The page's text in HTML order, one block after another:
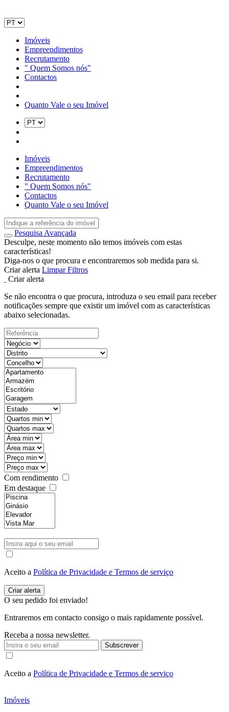
Imóveis
Empreendimentos
Recrutamento
" Quem Somos nós"
Contactos
Quanto Vale o seu Imóvel
Imóveis
Empreendimentos
Recrutamento
" Quem Somos nós"
Contactos
Quanto Vale o seu Imóvel
Pesquisa Avançada
Desculpe, neste momento não temos imóveis com estas
características!
Diga-nos o que procura e encontraremos sob medida para si.
Criar alerta Limpar Filtros
Criar alerta
Se não encontra o que procura, introduza o seu email para receber
notificações sempre que existir um imóvel com as características
abaixo selecionadas.
Com rendimento
Em destaque
Aceito a Política de Privacidade e Termos de serviço
O seu pedido foi enviado!
Entraremos em contacto consigo o mais rapidamente possível.
Receba a nossa newsletter.
Subscrever
Aceito a Política de Privacidade e Termos de serviço
Imóveis